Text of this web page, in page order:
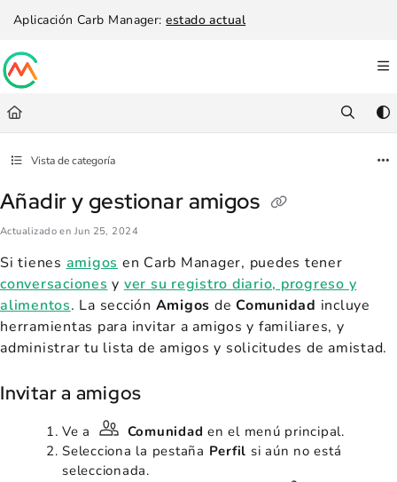
Documentation Index
Use this file to discover all available pages before exploring further.
Aplicación Carb Manager:estado actual
Vista de categoría
Añadir y gestionar amigos
Actualizado en Jun 25, 2024
Si tienes amigos en Carb Manager, puedes tener
conversaciones y ver su registro diario, progreso y
alimentos. La sección Amigos de Comunidad incluye
herramientas para invitar a amigos y familiares, y
administrar tu lista de amigos y solicitudes de amistad.
Invitar a amigos
Ve a Comunidad en el menú principal.
Selecciona la pestaña Perfil si aún no está
seleccionada.